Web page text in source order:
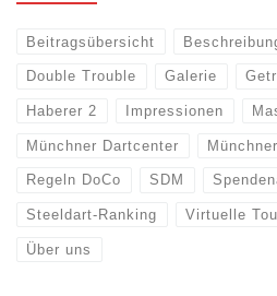
Beitragsübersicht
Double Trouble Galerie
Haberer 2 Impressionen
Münchner Dartcenter
Regeln DoCo SDM
Steeldart-Ranking Virtuelle
Über uns